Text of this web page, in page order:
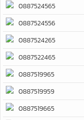
0887524565
0887524556
0887524265
0887522465
0887519965
0887519959
0887519665